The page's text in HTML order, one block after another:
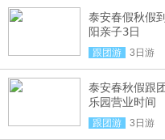
泰安春假秋假
阳亲子3日
跟团游 3日游
泰安春秋假跟
乐园营业时间
跟团游 3日游